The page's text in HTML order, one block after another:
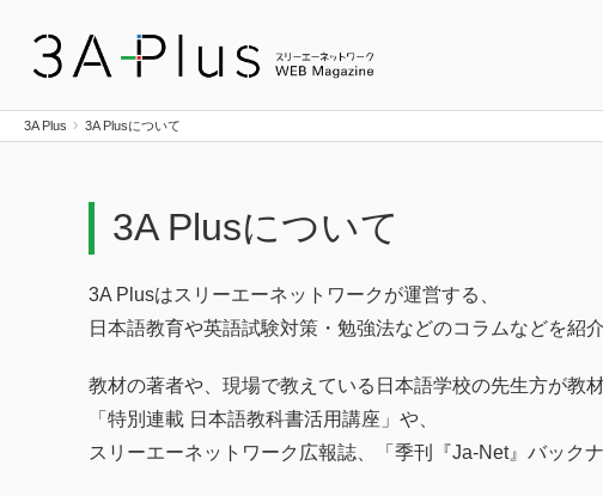
3A Plus 3A Plusについて
3A Plusについて
3A Plusはスリーエーネットワークが運営する、
日本語教育や英語試験対策・勉強法などのコラムなどを紹
教材の著者や、現場で教えている日本語学校の先生方が教
「特別連載 日本語教科書活用講座」や、
スリーエーネットワーク広報誌、「季刊『Ja-Net』バック